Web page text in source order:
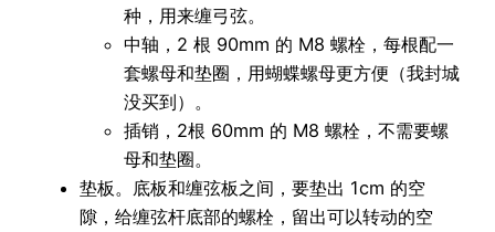
种，用来缠弓弦。
中轴，2 根 90mm 的 M8 螺栓，每根配一
套螺母和垫圈，用蝴蝶螺母更方便（我封城
没买到）。
插销，2根 60mm 的 M8 螺栓，不需要螺
母和垫圈。
垫板。底板和缠弦板之间，要垫出 1cm 的空
隙，给缠弦杆底部的螺栓，留出可以转动的空